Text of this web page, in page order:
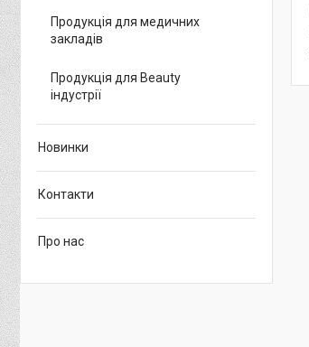
Продукція для медичних
закладів
Продукція для Beauty
індустрії
Новинки
Контакти
Про нас